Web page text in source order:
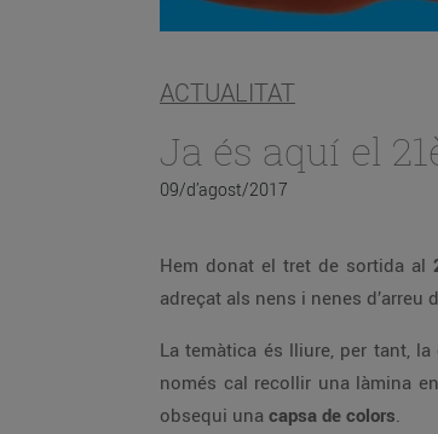
ACTUALITAT
Ja és aquí el
09/d’agost/2017
Hem donat el tret de sortida al
adreçat als nens i nenes d’arreu
La temàtica és lliure, per tant,
només cal recollir una làmina
obsequi una capsa de colors.